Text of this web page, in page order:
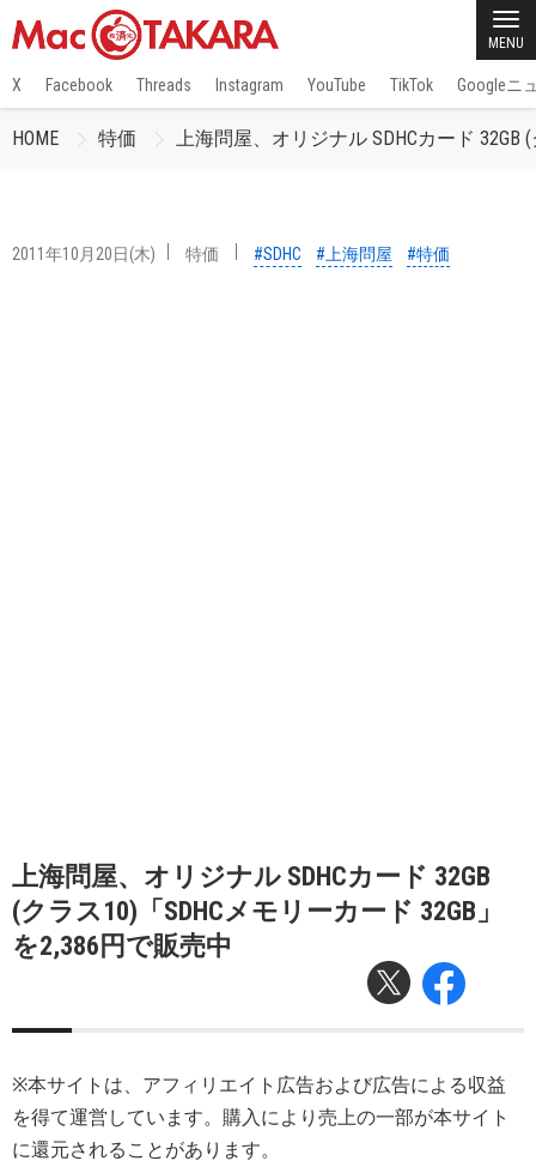
MENU
X Facebook Threads Instagram YouTube TikTok Googleニ
HOME 特価 上海問屋、オリジナル SDHCカード 32GB
2011年10月20日(木) 特価 #SDHC #上海問屋 #特価
上海問屋、オリジナル SDHCカード 32GB
(クラス10)「SDHCメモリーカード 32GB」
を2,386円で販売中
※本サイトは、アフィリエイト広告および広告による収益
を得て運営しています。購入により売上の一部が本サイト
に還元されることがあります。